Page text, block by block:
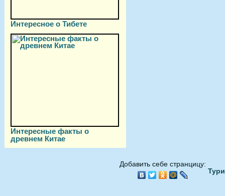
Интересное о Тибете
Интересные факты о
древнем Китае
Добавить себе странцицу: